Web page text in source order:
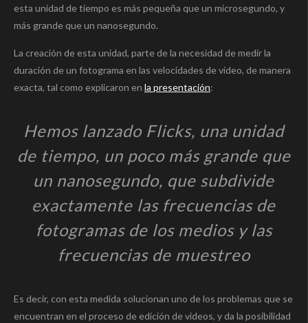
esta unidad de tiempo es más pequeña que un microsegundo, y
más grande que un nanosegundo.
La creación de esta unidad, parte de la necesidad de medir la
duración de un fotograma en las velocidades de vídeo, de manera
exacta, tal como explicaron en la presentación:
Hemos lanzado Flicks, una unidad
de tiempo, un poco más grande que
un nanosegundo, que subdivide
exactamente las frecuencias de
fotogramas de los medios y las
frecuencias de muestreo
Es decir, con esta medida solucionan uno de los problemas que se
encuentran en el proceso de edición de videos, y da la posibilidad